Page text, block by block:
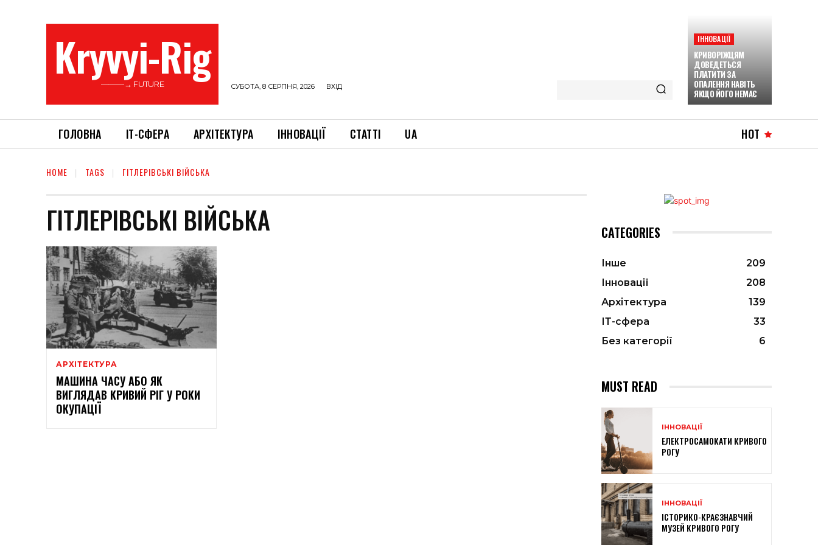
Kryvyi-Rig
———→ FUTURE СУБОТА, 8 СЕРПНЯ, 2026 ВХІД
ІННОВАЦІЇ
КРИВОРІЖЦЯМ
ДОВЕДЕТЬСЯ
ПЛАТИТИ ЗА
ОПАЛЕННЯ НАВІТЬ
ЯКЩО ЙОГО НЕМАЄ
ГОЛОВНА ІТ-СФЕРА АРХІТЕКТУРА ІННОВАЦІЇ СТАТТІ UA HOT
HOME TAGS ГІТЛЕРІВСЬКІ ВІЙСЬКА
ГІТЛЕРІВСЬКІ ВІЙСЬКА
АРХІТЕКТУРА
МАШИНА ЧАСУ АБО ЯК
ВИГЛЯДАВ КРИВИЙ РІГ У РОКИ
ОКУПАЦІЇ
CATEGORIES
Інше
209
Інновації
208
Архітектура
139
ІТ-сфера
33
Без категорії
6
MUST READ
ІННОВАЦІЇ
ЕЛЕКТРОСАМОКАТИ КРИВОГО
РОГУ
ІННОВАЦІЇ
ІСТОРИКО-КРАЄЗНАВЧИЙ
МУЗЕЙ КРИВОГО РОГУ